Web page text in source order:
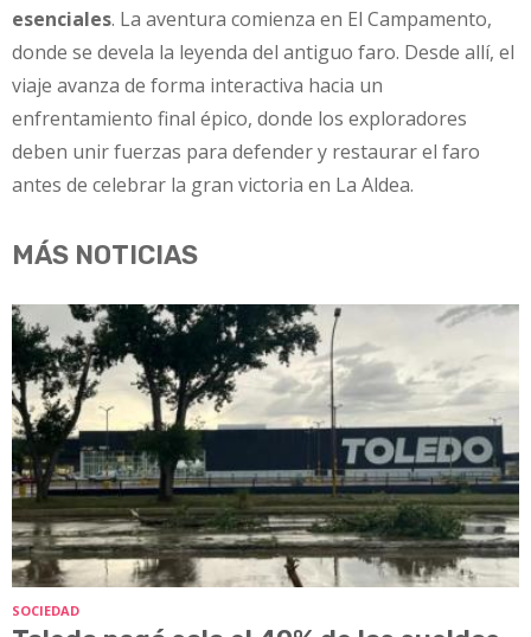
esenciales. La aventura comienza en El Campamento,
donde se devela la leyenda del antiguo faro. Desde allí, el
viaje avanza de forma interactiva hacia un
enfrentamiento final épico, donde los exploradores
deben unir fuerzas para defender y restaurar el faro
antes de celebrar la gran victoria en La Aldea.
MÁS NOTICIAS
SOCIEDAD